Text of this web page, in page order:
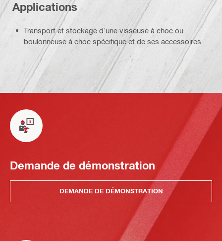
Applications
Transport et stockage d’une visseuse à choc ou
boulonneuse à choc spécifique et de ses accessoires
Demande de démonstration
DEMANDE DE DÉMONSTRATION